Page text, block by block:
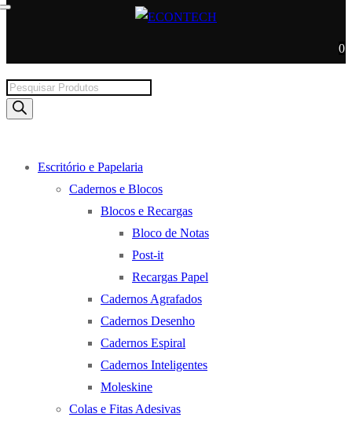
0
Products
search
Escritório e Papelaria
Cadernos e Blocos
Blocos e Recargas
Bloco de Notas
Post-it
Recargas Papel
Cadernos Agrafados
Cadernos Desenho
Cadernos Espiral
Cadernos Inteligentes
Moleskine
Colas e Fitas Adesivas